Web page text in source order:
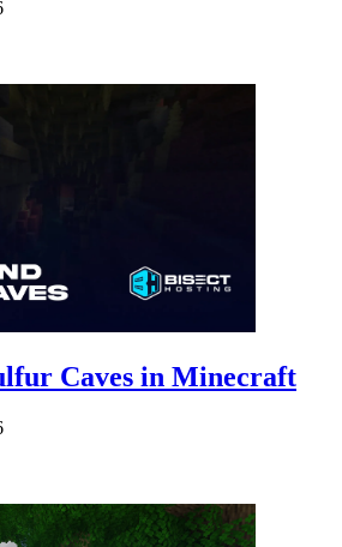
Caves in Minecraft